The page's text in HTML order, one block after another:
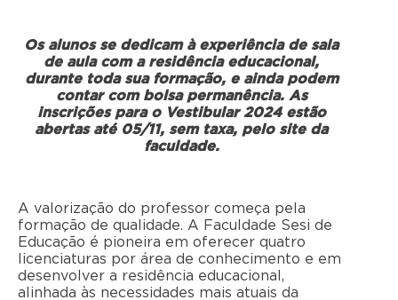
Os alunos se dedicam à experiência de sala
de aula com a residência educacional,
durante toda sua formação, e ainda podem
contar com bolsa permanência. As
inscrições para o Vestibular 2024 estão
abertas até 05/11, sem taxa, pelo site da
faculdade.
A valorização do professor começa pela
formação de qualidade. A Faculdade Sesi de
Educação é pioneira em oferecer quatro
licenciaturas por área de conhecimento e em
desenvolver a residência educacional,
alinhada às necessidades mais atuais da